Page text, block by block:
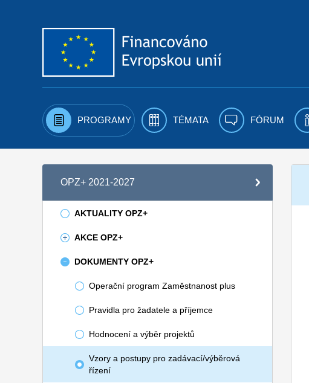
PROGRAMY TÉMATA FÓRUM
OPZ+ 2021-2027
AKTUALITY OPZ+
AKCE OPZ+
DOKUMENTY OPZ+
Operační program Zaměstnanost plus
Pravidla pro žadatele a příjemce
Hodnocení a výběr projektů
Vzory a postupy pro zadávací/výběrová
řízení